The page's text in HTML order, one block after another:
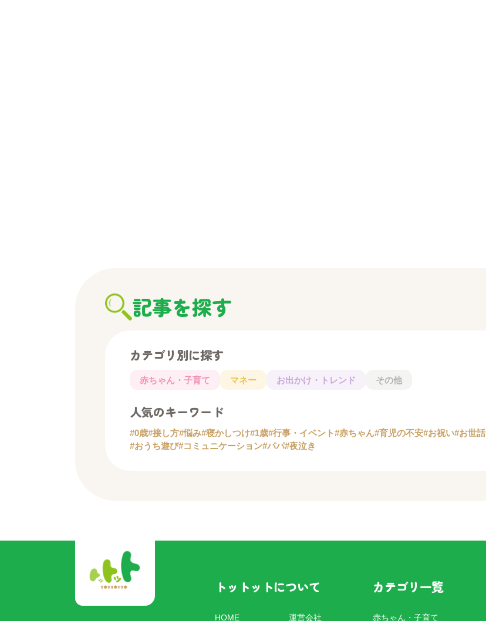
記事を探す
カテゴリ別に探す
赤ちゃん・子育て マネー お出かけ・トレンド その他
人気のキーワード
#0歳#接し方#悩み#寝かしつけ#1歳#行事・イベント#赤ちゃん#育児の不安#お祝い#お世話
#おうち遊び#コミュニケーション#パパ#夜泣き
トットットについて
HOME 運営会社
カテゴリ一覧
赤ちゃん・子育て